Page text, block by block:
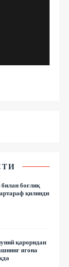
боғлиқ
қилинди
қароридан
ягона